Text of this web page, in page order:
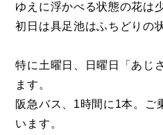
ゆえに浮かべる状態の花は
初日は具足池はふちどりの
特に土曜日、日曜日「あじ
ます。
阪急バス、1時間に1本。ご
います。